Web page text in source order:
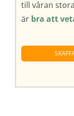
till våran
är bra att